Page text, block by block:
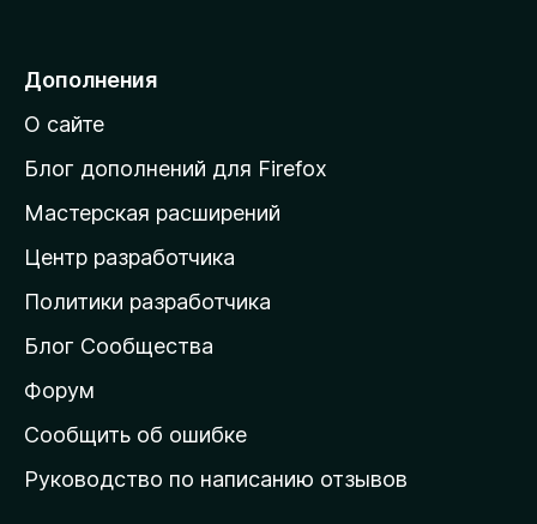
е
й
т
и
а
д
о
а
ш
н
ю
Дополнения
О сайте
Блог дополнений для Firefox
Мастерская расширений
Центр разработчика
Политики разработчика
Блог Сообщества
Форум
Сообщить об ошибке
Руководство по написанию отзывов